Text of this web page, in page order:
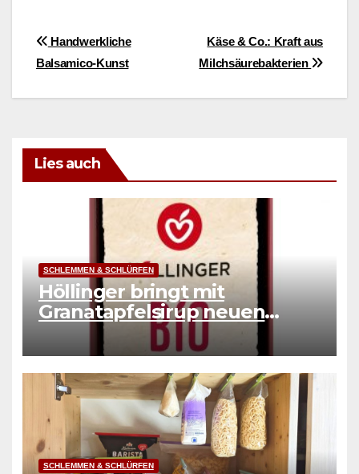
BeitragsnavigationKäse & Co.: Kraft aus
Milchsäurebakterien
Handwerkliche
Balsamico-Kunst
Lies auch
SCHLEMMEN & SCHLÜRFEN
Höllinger bringt mit
Granatapfelsirup neuen
Genuss
SCHLEMMEN & SCHLÜRFEN